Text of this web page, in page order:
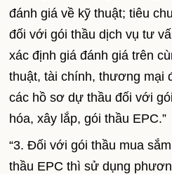
đánh giá về kỹ thuật; tiêu
đối với gói thầu dịch vụ tư
xác định giá đánh giá trên
thuật, tài chính, thương mại
các hồ sơ dự thầu đối với
hóa, xây lắp, gói thầu EPC.”
“3. Đối với gói thầu mua
thầu EPC thì sử dụng